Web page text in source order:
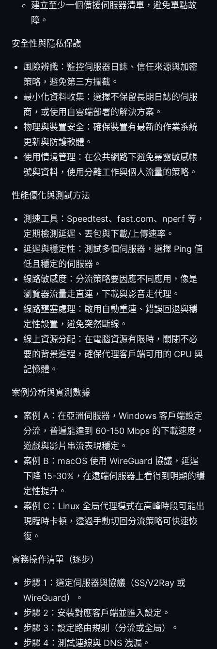
建立至少一個備援伺服器清單，避免單點故
障。
安全性與隱私保護
風險辨識：監控伺服器日誌、信任來源與加密
策略，避免第三方攔截。
最小化資料收集：選擇不保留長期日誌的伺服
商，或使用自雲端部署的解決方案。
物理與裝置安全：確保裝置有最新的作業系統
更新與防護軟體。
使用情境管理：在公共網路下避免暴露敏感帳
號與資料，使用分離工作與個人流量的策略。
性能優化與測試方法
測速工具：Speedtest、fast.com、nperf 等，
定期檢測延遲、丟包與下載/上傳速率。
延遲與穩定性：測試多個伺服器，選擇 Ping 值
低且穩定的伺服器。
線路敏感度：分流策略要因應不同應用，像是
瀏覽器流量走直連，下載與影音走代理。
線路壅塞處理：啟用自動重連、錯誤回退與穩
定性設置，避免突然斷線。
線上資源分配：在電腦資源有限時，關閉不必
要的背景進程，確保代理客戶端可用的 CPU 與
記憶體。
案例分析與實測數據
案例 A：在亞洲伺服器，Windows 客戶端設定
分流，普遍能達到 60-150 Mbps 的下載速度，
遊戲與影片串流表現穩定。
案例 B：macOS 使用 WireGuard 協議，延遲
下降 15-30%，在遠端伺服器上看得到明顯的穩
定性提升。
案例 C：Linux 全局代理模式在高峰時段可能出
現臨時卡頓，透過手動切回分流策略可快速恢
復。
實務操作清單（逐步）
步驟 1：選定伺服器與協議（SS/V2Ray 或
WireGuard）。
步驟 2：安裝對應客戶端並匯入設定。
步驟 3：設定路由規則（分流或全局）。
步驟 4：測試連線與 DNS 洩漏。